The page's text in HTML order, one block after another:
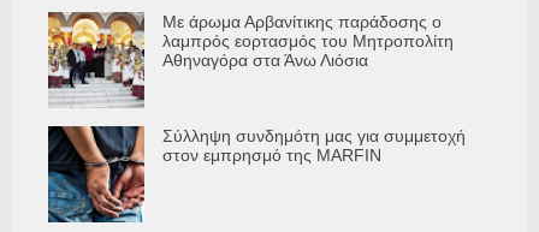
Με άρωμα Αρβανίτικης παράδοσης ο
λαμπρός εορτασμός του Μητροπολίτη
Αθηναγόρα στα Άνω Λιόσια
Σύλληψη συνδημότη μας για συμμετοχή
στον εμπρησμό της MARFIN